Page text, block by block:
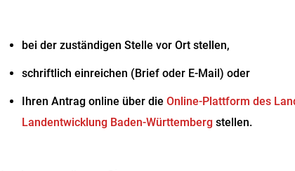
bei der zuständigen Stelle vor Ort stellen,
schriftlich einreichen (Brief oder E-Mail) oder
Ihren Antrag online über die Online-Plattform des
Landentwicklung Baden-Württemberg stellen.